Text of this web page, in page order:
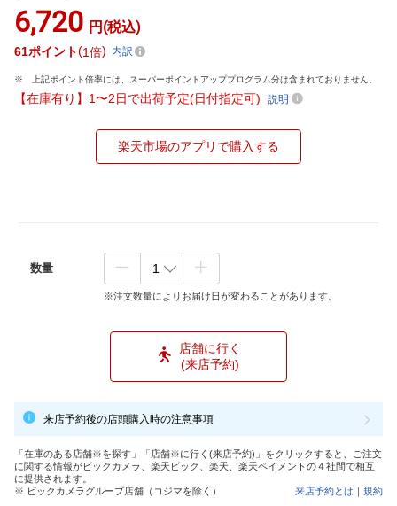
6,720 円(税込)
61ポイント 1倍 内訳
上記ポイント倍率には、スーパーポイントアッププログラム分は含まれておりません。
【在庫有り】1〜2日で出荷予定(日付指定可) 説明
楽天市場のアプリで購入する
数量
※注文数量によりお届け日が変わることがあります。
店舗に行く
(来店予約)
来店予約後の店頭購入時の注意事項
「在庫のある店舗※を探す」「店舗※に行く(来店予約)」をクリックすると、ご注文
に関する情報がビックカメラ、楽天ビック、楽天、楽天ペイメントの４社間で相互
に提供されます。
※ ビックカメラグループ店舗（コジマを除く）
来店予約とは ｜ 規約